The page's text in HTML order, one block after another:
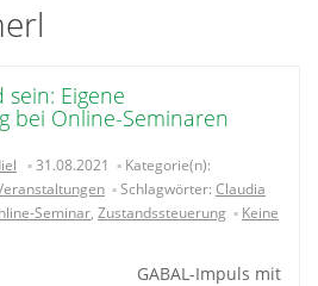
Eigene
bei Online-Seminaren
31.08.2021
Kategorie(n):
Schlagwörter: Claudia
Seminar, Zustandssteuerung
Keine
GABAL-Impuls mit